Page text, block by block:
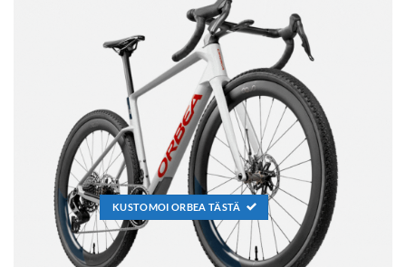
KUSTOMOI ORBEA TÄSTÄ